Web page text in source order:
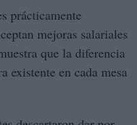
prácticamente
mejoras salariales
que la diferencia
existente en cada mesa